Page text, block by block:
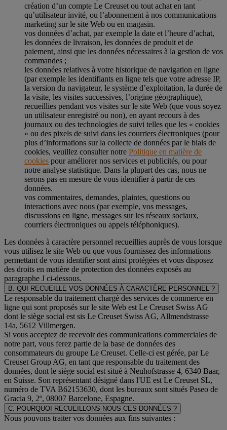
création d’un compte Le Creuset ou tout achat en tant
qu’utilisateur invité, ou l’abonnement à nos communications
marketing sur le site Web ou en magasin.
vos données d’achat, par exemple la date et l’heure d’achat,
les données de livraison, les données de produit et de
paiement, ainsi que les données nécessaires à la gestion de vos
commandes ;
les données relatives à votre historique de navigation en ligne
(par exemple les identifiants en ligne tels que votre adresse IP,
la version du navigateur, le système d’exploitation, la durée de
la visite, les visites successives, l’origine géographique),
recueillies pendant vos visites sur le site Web (que vous soyez
un utilisateur enregistré ou non), en ayant recours à des
journaux ou des technologies de suivi telles que les « cookies
» ou des pixels de suivi dans les courriers électroniques (pour
plus d’informations sur la collecte de données par le biais de
cookies, veuillez consulter notre Politique en matière de
cookies pour améliorer nos services et publicités, ou pour
notre analyse statistique. Dans la plupart des cas, nous ne
serons pas en mesure de vous identifier à partir de ces
données.
vos commentaires, demandes, plaintes, questions ou
interactions avec nous (par exemple, vos messages,
discussions en ligne, messages sur les réseaux sociaux,
courriers électroniques ou appels téléphoniques).
Les données à caractère personnel recueillies auprès de vous lorsque
vous utilisez le site Web ou que vous fournissez des informations
permettant de vous identifier sont ainsi protégées et vous disposez
des droits en matière de protection des données exposés au
paragraphe J ci-dessous.
B. QUI RECUEILLE VOS DONNÉES À CARACTÈRE PERSONNEL ?
Le responsable du traitement chargé des services de commerce en
ligne qui sont proposés sur le site Web est Le Creuset Swiss AG
dont le siège social est sis Le Creuset Swiss AG, Allmendstrasse
14a, 5612 Villmergen.
Si vous acceptez de recevoir des communications commerciales de
notre part, vous ferez partie de la base de données des
consommateurs du groupe Le Creuset. Celle-ci est gérée, par Le
Creuset Group AG, en tant que responsable du traitement des
données, dont le siège social est situé à Neuhofstrasse 4, 6340 Baar,
en Suisse. Son représentant désigné dans l'UE est Le Creuset SL,
numéro de TVA B62153630, dont les bureaux sont situés Paseo de
Gracia 9, 2º, 08007 Barcelone, Espagne.
C. POURQUOI RECUEILLONS-NOUS CES DONNÉES ?
Nous pouvons traiter vos données aux fins suivantes :